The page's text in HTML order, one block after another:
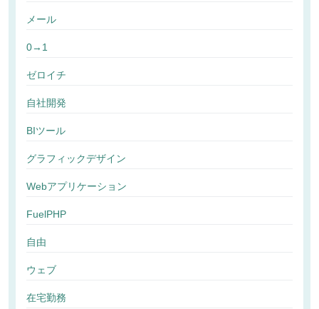
メール
0→1
ゼロイチ
自社開発
BIツール
グラフィックデザイン
Webアプリケーション
FuelPHP
自由
ウェブ
在宅勤務